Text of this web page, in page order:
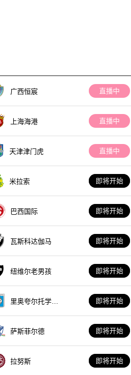
广西恒宸 直播中
上海海港 直播中
天津津门虎 直播中
米拉索 即将开始
巴西国际 即将开始
瓦斯科达伽马 即将开始
纽维尔老男孩 即将开始
里奥夸尔托学生
即将开始
萨斯菲尔德 即将开始
拉努斯 即将开始